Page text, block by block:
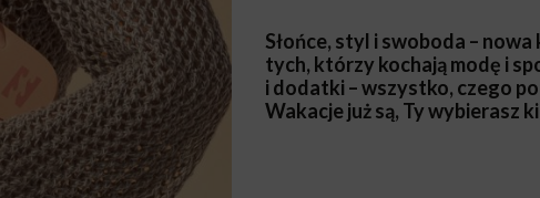
Słońce, styl i swoboda –
tych, którzy kochają modę i
i dodatki – wszystko, czego
Wakacje już są, Ty wybierasz